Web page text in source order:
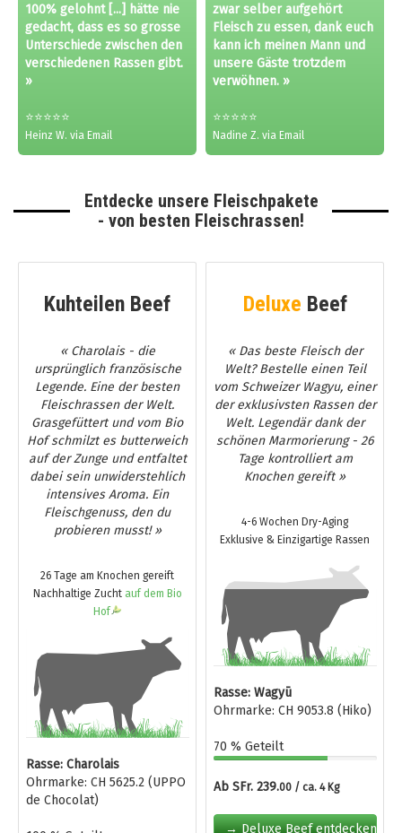
100% gelohnt [...] hätte nie
gedacht, dass es so grosse
Unterschiede zwischen den
verschiedenen Rassen gibt.
»
⭐⭐⭐⭐⭐
Heinz W. via Email
zwar selber aufgehört
Fleisch zu essen, dank euch
kann ich meinen Mann und
unsere Gäste trotzdem
verwöhnen. »
⭐⭐⭐⭐⭐
Nadine Z. via Email
Entdecke unsere Fleischpakete
- von besten Fleischrassen!
Kuhteilen Beef
« Charolais - die
ursprünglich französische
Legende. Eine der besten
Fleischrassen der Welt.
Grasgefüttert und vom Bio
Hof schmilzt es butterweich
auf der Zunge und entfaltet
dabei sein unwiderstehlich
intensives Aroma. Ein
Fleischgenuss, den du
probieren musst! »
26 Tage am Knochen gereift
Nachhaltige Zucht auf dem Bio
Hof
Rasse: Charolais
Ohrmarke: CH 5625.2 (UPPO
de Chocolat)
Deluxe Beef
« Das beste Fleisch der
Welt? Bestelle einen Teil
vom Schweizer Wagyu, einer
der exklusivsten Rassen der
Welt. Legendär dank der
schönen Marmorierung - 26
Tage kontrolliert am
Knochen gereift »
4-6 Wochen Dry-Aging
Exklusive & Einzigartige Rassen
Rasse: Wagyū
Ohrmarke: CH 9053.8 (Hiko)
70 % Geteilt
Ab SFr. 239.00 / ca. 4 Kg
→ Deluxe Beef entdecken